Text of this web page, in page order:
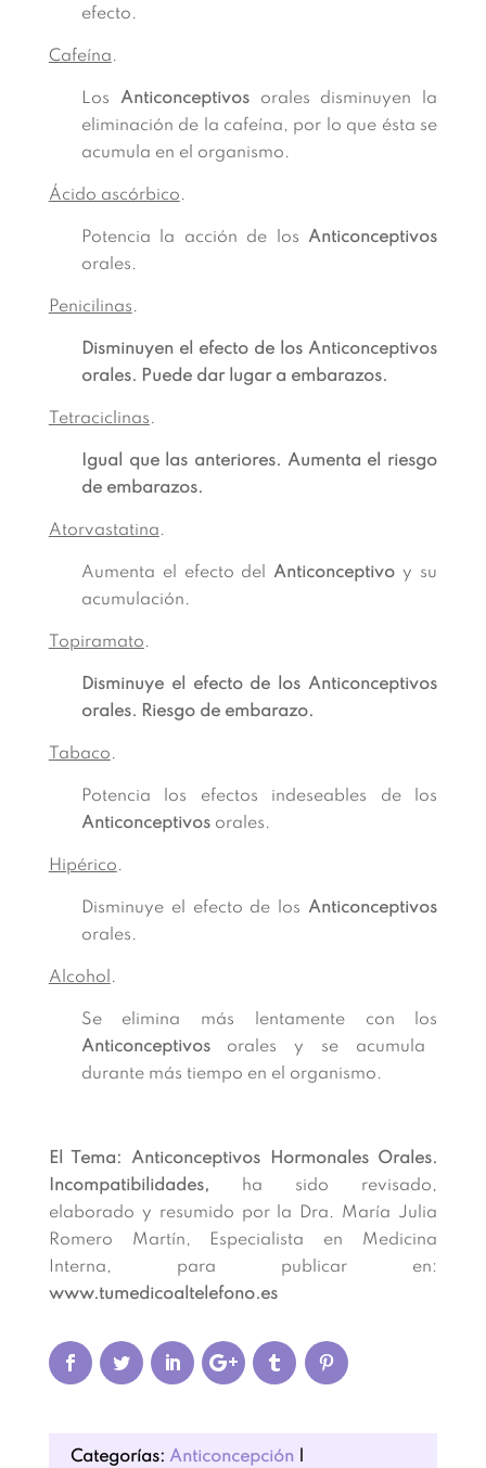
efecto.
Cafeína.
Los Anticonceptivosorales disminuyen la
eliminación de la cafeína, por lo que ésta se
acumula en el organismo.
Ácido ascórbico.
Potencia la acción de los Anticonceptivos
orales.
Penicilinas.
Disminuyen el efecto de los Anticonceptivos
orales. Puede dar lugar a embarazos.
Tetraciclinas.
Igual que las anteriores. Aumenta el riesgo
de embarazos.
Atorvastatina.
Aumenta el efecto del Anticonceptivo y su
acumulación.
Topiramato.
Disminuye el efecto de los Anticonceptivos
orales. Riesgo de embarazo.
Tabaco.
Potencia los efectos indeseables de los
Anticonceptivosorales.
Hipérico.
Disminuye el efecto de los Anticonceptivos
orales.
Alcohol .
Se elimina más lentamente con los
Anticonceptivosorales y se acumula
durante más tiempo en el organismo.
El Tema: Anticonceptivos Hormonales Orales.
Incompatibilidades, ha sido revisado,
elaborado y resumido por la Dra. María Julia
Romero Martín, Especialista en Medicina
Interna, para publicar en:
www.tumedicoaltelefono.es
Categorías: Anticoncepción